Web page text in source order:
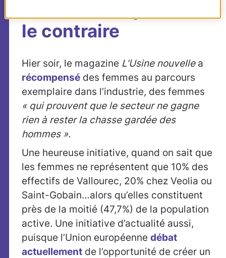
le contraire
Hier soir, le magazine L’Usine nouvellea
récompensé des femmes au parcours
exemplaire dans l’industrie, des femmes
« qui prouvent que le secteur ne gagne
rien à rester la chasse gardée des
hommes ».
Une heureuse initiative, quand on sait que
les femmes ne représentent que 10% des
effectifs de Vallourec, 20% chez Veolia ou
Saint-Gobain…alors qu’elles constituent
près de la moitié (47,7%) de la population
active. Une initiative d’actualité aussi,
puisque l’Union européenne débat
actuellement de l’opportunité de créer un